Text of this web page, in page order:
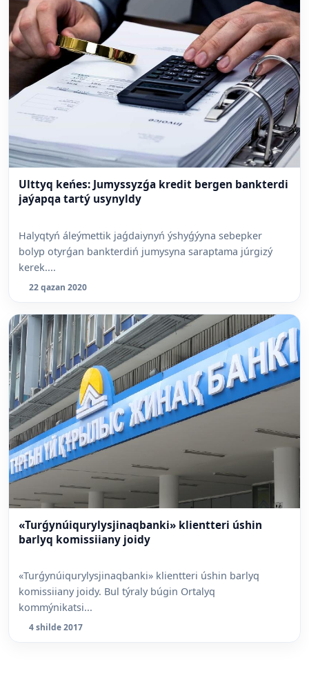
Ulttyq keńes: Jumyssyzǵa kredit bergen bankterdi
jaýapqa tartý usynyldy
Halyqtyń áleýmettik jaǵdaiynyń ýshyǵýyna sebepker
bolyp otyrǵan bankterdiń jumysyna saraptama júrgizý
kerek....
22 qazan 2020
«Turǵynúiqurylysjinaqbanki» klientteri úshin
barlyq komissiiany joidy
«Turǵynúiqurylysjinaqbanki» klientteri úshin barlyq
komissiiany joidy. Bul týraly búgin Ortalyq
kommýnikatsi...
4 shilde 2017